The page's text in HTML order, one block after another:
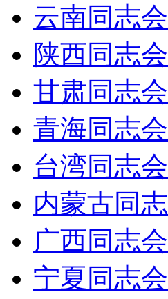
云南同志
陕西同志
甘肃同志
青海同志
台湾同志
内蒙古同
广西同志
宁夏同志